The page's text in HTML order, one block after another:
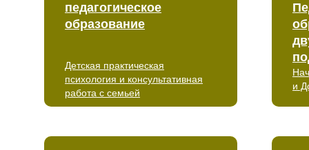
Детская практическая
психология и консультативная
работа с семьей
педагогическое
образование
и